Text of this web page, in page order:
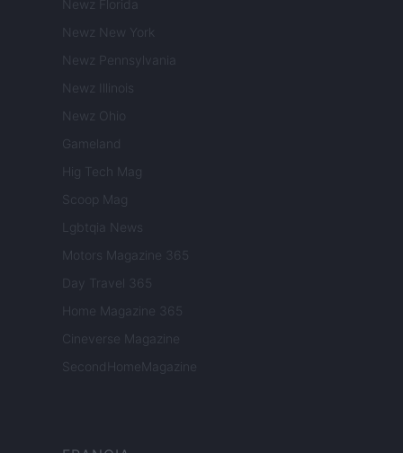
Newz Florida
Newz New York
Newz Pennsylvania
Newz Illinois
Newz Ohio
Gameland
Hig Tech Mag
Scoop Mag
Lgbtqia News
Motors Magazine 365
Day Travel 365
Home Magazine 365
Cineverse Magazine
SecondHomeMagazine